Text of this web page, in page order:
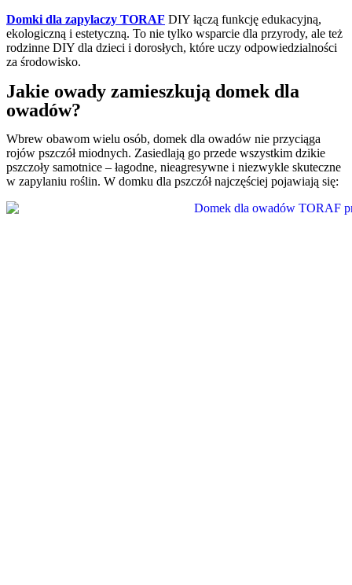
Domki dla zapylaczy TORAF DIY łączą funkcję edukacyjną,
ekologiczną i estetyczną. To nie tylko wsparcie dla przyrody, ale też
rodzinne DIY dla dzieci i dorosłych, które uczy odpowiedzialności
za środowisko.
Jakie owady zamieszkują domek dla
owadów?
Wbrew obawom wielu osób, domek dla owadów nie przyciąga
rojów pszczół miodnych. Zasiedlają go przede wszystkim dzikie
pszczoły samotnice – łagodne, nieagresywne i niezwykle skuteczne
w zapylaniu roślin. W domku dla pszczół najczęściej pojawiają się: